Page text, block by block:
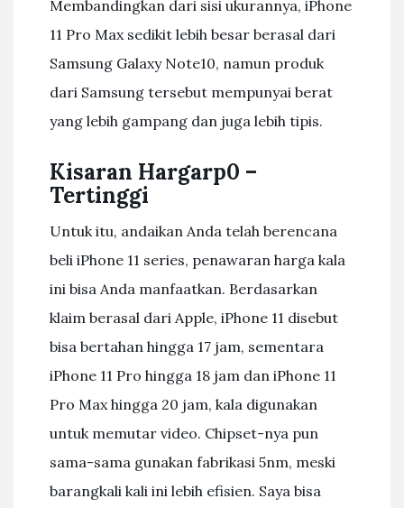
Membandingkan dari sisi ukurannya, iPhone
11 Pro Max sedikit lebih besar berasal dari
Samsung Galaxy Note10, namun produk
dari Samsung tersebut mempunyai berat
yang lebih gampang dan juga lebih tipis.
Kisaran Hargarp0 –
Tertinggi
Untuk itu, andaikan Anda telah berencana
beli iPhone 11 series, penawaran harga kala
ini bisa Anda manfaatkan. Berdasarkan
klaim berasal dari Apple, iPhone 11 disebut
bisa bertahan hingga 17 jam, sementara
iPhone 11 Pro hingga 18 jam dan iPhone 11
Pro Max hingga 20 jam, kala digunakan
untuk memutar video. Chipset-nya pun
sama-sama gunakan fabrikasi 5nm, meski
barangkali kali ini lebih efisien. Saya bisa